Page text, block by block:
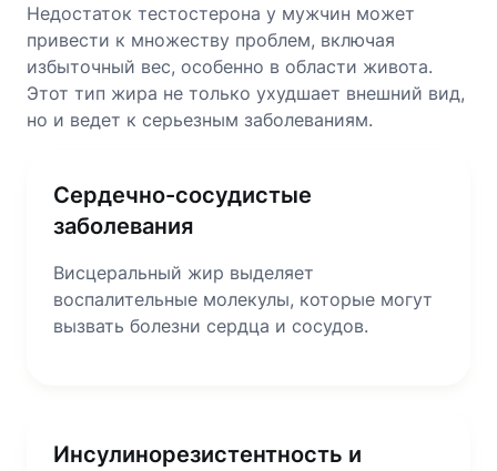
Недостаток тестостерона у мужчин может
привести к множеству проблем, включая
избыточный вес, особенно в области живота.
Этот тип жира не только ухудшает внешний вид,
но и ведет к серьезным заболеваниям.
Сердечно-сосудистые
заболевания
Висцеральный жир выделяет
воспалительные молекулы, которые могут
вызвать болезни сердца и сосудов.
Инсулинорезистентность и